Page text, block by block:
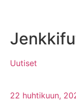
Uutiset
22 huhtikuun,